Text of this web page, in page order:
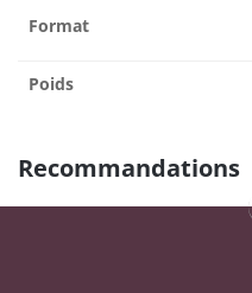
Format
Poids
Recommandations